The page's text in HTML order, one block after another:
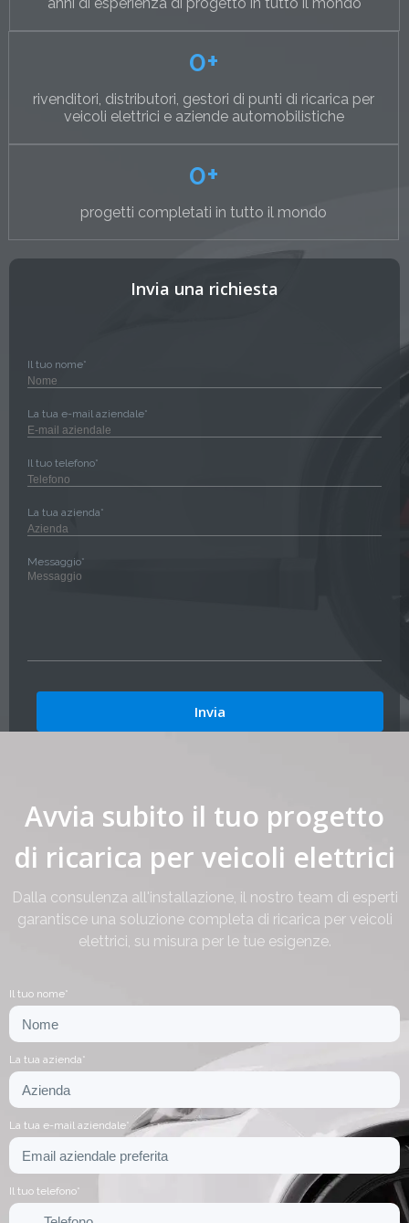
0+
rivenditori, distributori, gestori di punti di ricarica per
veicoli elettrici e aziende automobilistiche
0+
progetti completati in tutto il mondo
Invia una richiesta
Il tuo nome*
La tua e-mail aziendale*
Il tuo telefono*
La tua azienda*
Messaggio*
Avvia subito il tuo progetto
di ricarica per veicoli elettrici
Dalla consulenza all'installazione, il nostro team di esperti
garantisce una soluzione completa di ricarica per veicoli
elettrici, su misura per le tue esigenze.
Il tuo nome*
La tua azienda*
La tua e-mail aziendale*
Il tuo telefono*